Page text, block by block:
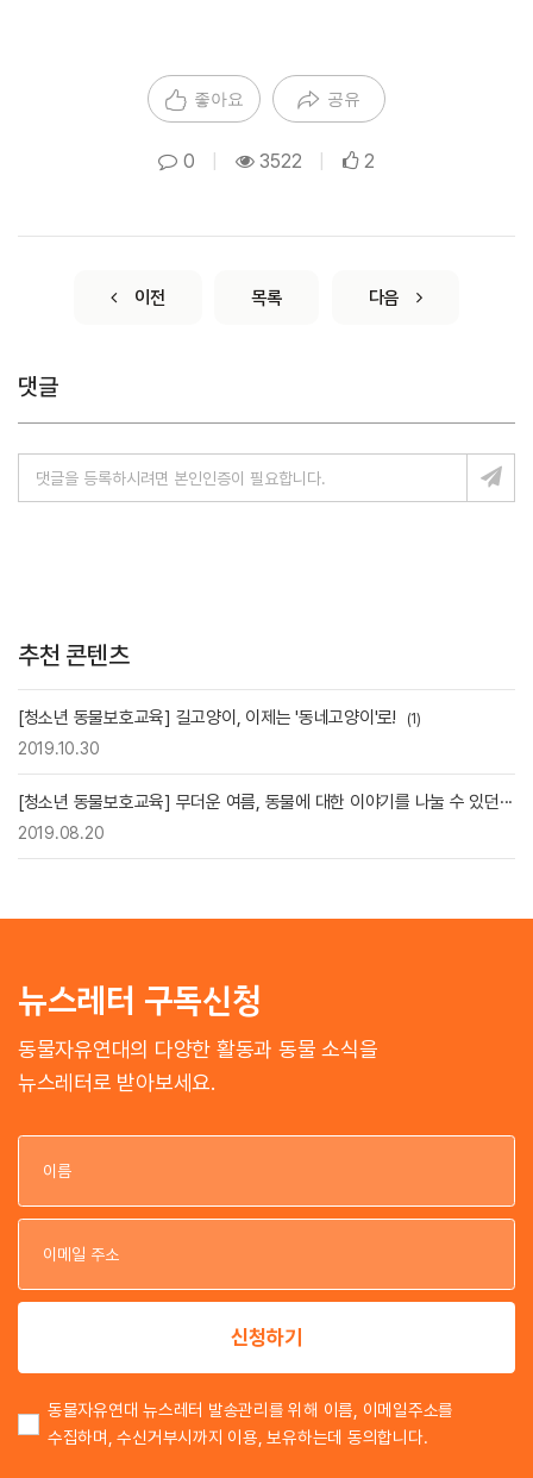
좋아요 공유
0 3522 2
이전 목록 다음
댓글
추천 콘텐츠
[청소년 동물보호교육] 길고양이, 이제는 '동네고양이'로! (1)
2019.10.30
[청소년 동물보호교육] 무더운 여름, 동물에 대한 이야기를 나눌 수 있던···
2019.08.20
뉴스레터 구독신청
동물자유연대의 다양한 활동과 동물 소식을
뉴스레터로 받아보세요.
이
이
신청하기
동물자유연대 뉴스레터 발송관리를 위해 이름, 이메일주소를
수집하며, 수신거부시까지 이용, 보유하는데 동의합니다.